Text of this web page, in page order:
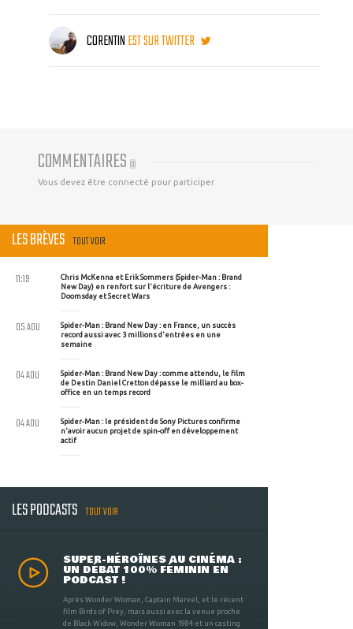
CORENTINEST SUR TWITTER
COMMENTAIRES (0)
Vous devez être connecté pour participer
LES BRÈVES TOUT VOIR
Chris McKenna et Erik Sommers (Spider-Man : Brand
New Day) en renfort sur l'écriture de Avengers :
Doomsday et Secret Wars
11:19
Spider-Man : Brand New Day : en France, un succès
record aussi avec 3 millions d'entrées en une
semaine
05 AOU
Spider-Man : Brand New Day : comme attendu, le film
de Destin Daniel Cretton dépasse le milliard au box-
office en un temps record
04 AOU
Spider-Man : le président de Sony Pictures confirme
n'avoir aucun projet de spin-off en développement
actif
04 AOU
LES PODCASTS TOUT VOIR
SUPER-HÉROÏNES AU CINÉMA :
UN DÉBAT 100% FÉMININ EN
PODCAST !
Après Wonder Woman, Captain Marvel, et le récent
film Birds of Prey, mais aussi avec la venue proche
de Black Widow, Wonder Woman 1984 et un casting